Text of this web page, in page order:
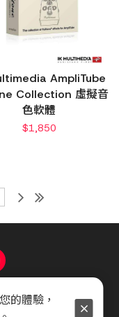
AmpliTube
Collection 虛擬音
色軟體
$1,850
題 會員服務條款
的體驗，